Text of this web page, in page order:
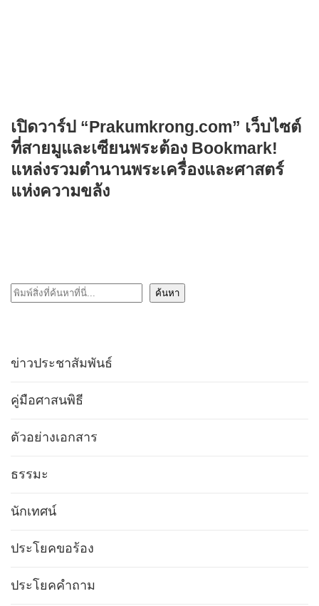
เปิดวาร์ป “Prakumkrong.com” เว็บไซต์
ที่สายมูและเซียนพระต้อง Bookmark!
แหล่งรวมตำนานพระเครื่องและศาสตร์
แห่งความขลัง
ค้นหา ค้นหา
ข่าวประชาสัมพันธ์
คู่มือศาสนพิธี
ตัวอย่างเอกสาร
ธรรมะ
นักเทศน์
ประโยคขอร้อง
ประโยคคำถาม